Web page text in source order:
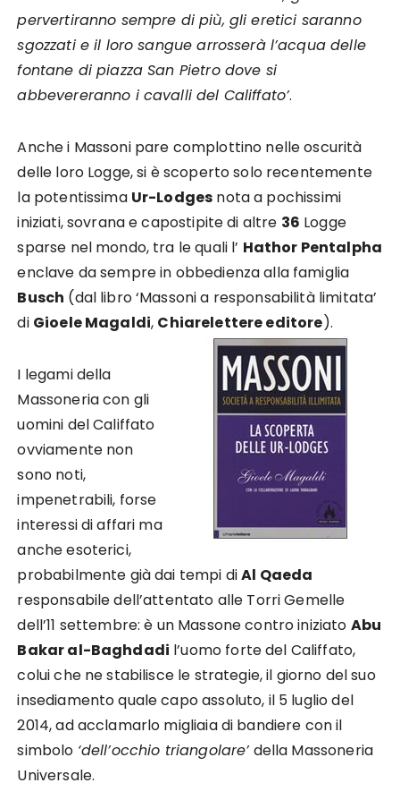
pervertiranno sempre di più, gli eretici saranno
sgozzati e il loro sangue arrosserà l’acqua delle
fontane di piazza San Pietro dove si
abbevereranno i cavalli del Califfato’.
Anche i Massoni pare complottino nelle oscurità
delle loro Logge, si è scoperto solo recentemente
la potentissima Ur-Lodges nota a pochissimi
iniziati, sovrana e capostipite di altre 36 Logge
sparse nel mondo, tra le quali l’ Hathor Pentalpha
enclave da sempre in obbedienza alla famiglia
Busch (dal libro ‘Massoni a responsabilità limitata’
di Gioele Magaldi, Chiarelettere editore).
I legami della
Massoneria con gli
uomini del Califfato
ovviamente non
sono noti,
impenetrabili, forse
interessi di affari ma
anche esoterici,
probabilmente già dai tempi diAl Qaeda
responsabile dell’attentato alle Torri Gemelle
dell’11 settembre: è un Massone contro iniziato Abu
Bakar al-Baghdadi l’uomo forte del Califfato,
colui che ne stabilisce le strategie, il giorno del suo
insediamento quale capo assoluto, il 5 luglio del
2014, ad acclamarlo migliaia di bandiere con il
simbolo ‘dell’occhio triangolare’della Massoneria
Universale.